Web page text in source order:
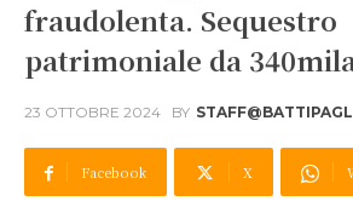
fraudolenta. Sequestro
patrimoniale da
23 OTTOBRE 2024 BY
Facebook X